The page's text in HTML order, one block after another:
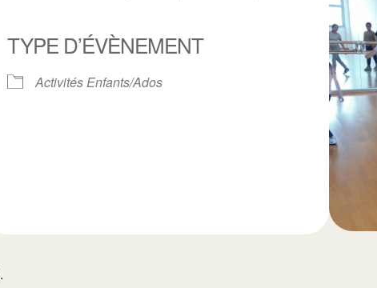
iCalendar Office 365
TYPE D’ÉVÈNEMENT
Activités Enfants/Ados